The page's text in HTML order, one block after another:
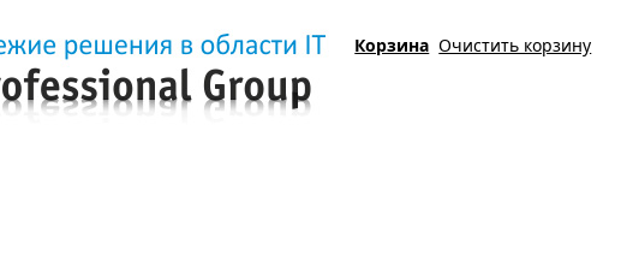
Корзина Очистить корзину